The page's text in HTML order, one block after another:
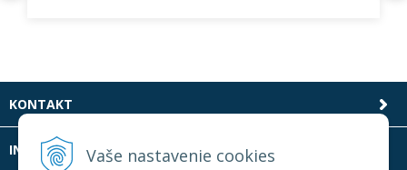
Vaše nastavenie cookies
KONTAKT
INFOLINKA